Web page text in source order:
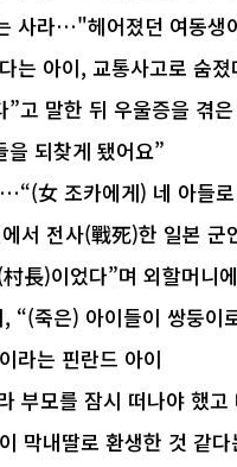
사라…"헤어졌던 여동생
는 아이, 교통사고로 숨졌
고 말한 뒤 우울증을 겪
되찾게 됐어요”
女 조카에게) 네 아들
서 전사(戰死)한 일본 군
長)이었다”며 외할머니
“(죽은) 아이들이 쌍둥이
라는 핀란드 아이
부모를 잠시 떠나야 했
막내딸로 환생한 것 같다